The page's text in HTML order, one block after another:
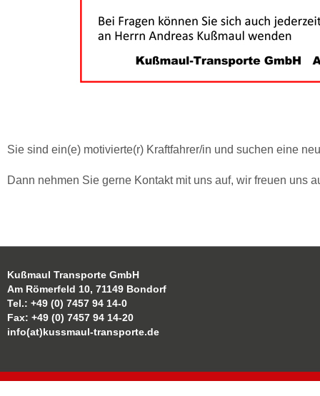
Sie sind ein(e) motivierte(r) Kraftfahrer/in und suchen eine
Dann nehmen Sie gerne Kontakt mit uns auf, wir freuen uns
Kußmaul Transporte GmbH
Am Römerfeld 10, 71149 Bondorf
Tel.: +49 (0) 7457 94 14-0
Fax: +49 (0) 7457 94 14-20
info(at)kussmaul-transporte.de